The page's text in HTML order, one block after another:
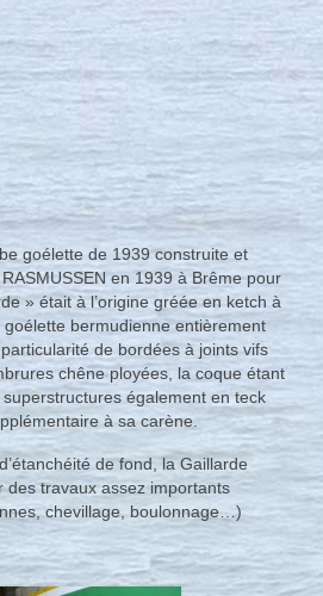
goélette de 1939 construite et
en 1939 à Brême pour
» était à l’origine gréée en ketch à
bermudienne entièrement
de bordées à joints vifs
chêne ployées, la coque étant
également en teck
à sa carène.
de fond, la Gaillarde
des travaux assez importants
chevillage, boulonnage…)